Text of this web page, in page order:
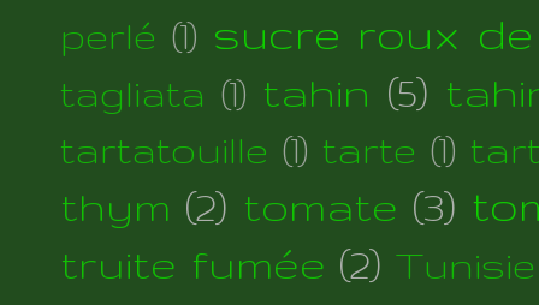
perlé (1) sucre roux
tagliata (1) tahin (5)
tartatouille (1) tarte (1)
thym (2) tomate (3)
truite fumée (2) Tunisie